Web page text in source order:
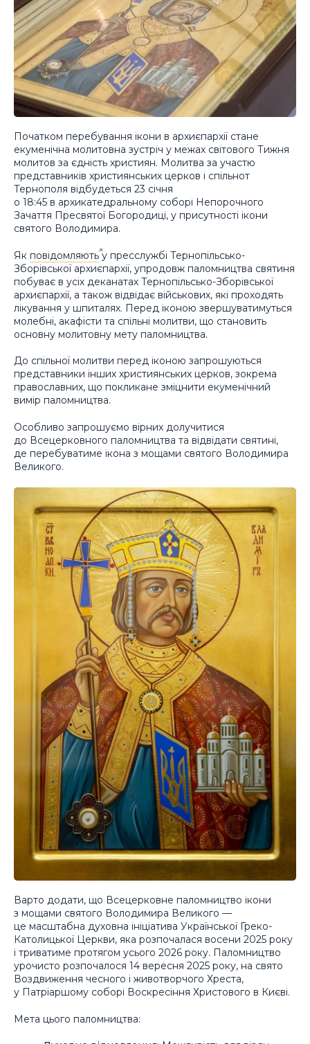
Початком перебування ікони в архиєпархії стане
екуменічна молитовна зустріч у межах світового Тижня
молитов за єдність християн. Молитва за участю
представників християнських церков і спільнот
Тернополя відбудеться 23 січня
о 18:45 в архикатедральному соборі Непорочного
Зачаття Пресвятої Богородиці, у присутності ікони
святого Володимира.
Як повідомляютьу пресслужбі Тернопільсько-
Зборівської архиєпархії, упродовж паломництва святиня
побуває в усіх деканатах Тернопільсько-Зборівської
архиєпархії, а також відвідає військових, які проходять
лікування у шпиталях. Перед іконою звершуватимуться
молебні, акафісти та спільні молитви, що становить
основну молитовну мету паломництва.
До спільної молитви перед іконою запрошуються
представники інших християнських церков, зокрема
православних, що покликане зміцнити екуменічний
вимір паломництва.
Особливо запрошуємо вірних долучитися
до Всецерковного паломництва та відвідати святині,
де перебуватиме ікона з мощами святого Володимира
Великого.
Варто додати, що Всецерковне паломництво ікони
з мощами святого Володимира Великого —
це масштабна духовна ініціатива Української Греко-
Католицької Церкви, яка розпочалася восени 2025 року
і триватиме протягом усього 2026 року. Паломництво
урочисто розпочалося 14 вересня 2025 року, на свято
Воздвиження чесного і животворчого Хреста,
у Патріаршому соборі Воскресіння Христового в Києві.
Мета цього паломництва: